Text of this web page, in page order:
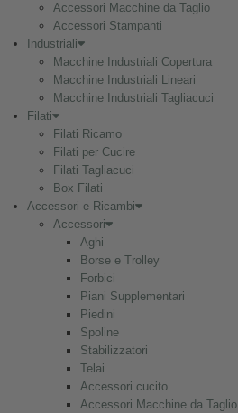
Accessori Macchine da Taglio
Accessori Stampanti
Industriali
Macchine Industriali Copertura
Macchine Industriali Lineari
Macchine Industriali Tagliacuci
Filati
Filati Ricamo
Filati per Cucire
Filati Tagliacuci
Box Filati
Accessori e Ricambi
Accessori
Aghi
Borse e Trolley
Forbici
Piani Supplementari
Piedini
Spoline
Stabilizzatori
Telai
Accessori cucito
Accessori Macchine da Taglio